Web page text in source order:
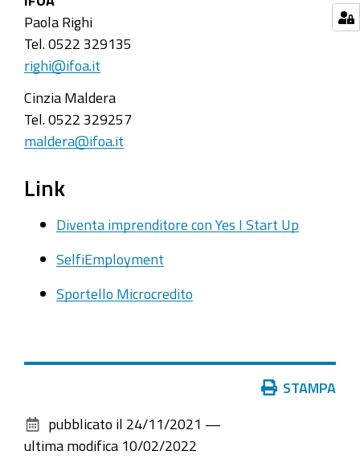
Paola Righi
Tel. 0522 329135
righi@ifoa.it
Cinzia Maldera
Tel. 0522 329257
maldera@ifoa.it
Link
Diventa imprenditore con Yes I Start Up
SelfiEmployment
Sportello Microcredito
documento
STAMPA
pubblicato il 24/11/2021 —
ultima modifica 10/02/2022